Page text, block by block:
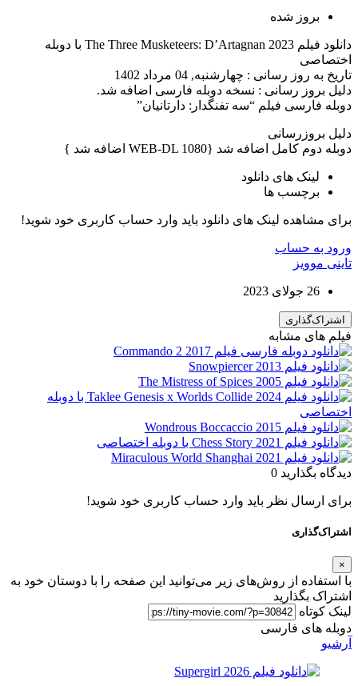
بروز‌ شده
دانلود فیلم The Three Musketeers: D’Artagnan 2023 با دوبله
اختصاصی
تاریخ به روز رسانی : چهارشنبه, 04 مرداد 1402
دلیل بروز رسانی : نسخه دوبله فارسی اضافه شد.
دوبله فارسی فیلم “سه تفنگدار: دارتانیان”
دلیل بروزرسانی
دوبله دوم کامل اضافه شد {WEB-DL 1080 اضافه شد }
لینک های دانلود
برچسب ها
برای مشاهده لینک های دانلود باید وارد حساب کاربری خود شوید!
ورود به حساب
تاینی موویز
26 جولای 2023
اشتراک‌گذاری
فیلم های مشابه
دیدگاه بگذارید 0
برای ارسال نظر باید وارد حساب کاربری خود شوید!
اشتراک‌گذاری
×
با استفاده از روش‌های زیر می‌توانید این صفحه را با دوستان خود به
اشتراک بگذارید
لینک کوتاه
دوبله های فارسی
آرشیو